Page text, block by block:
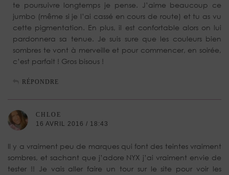
te poursuivre longtemps je pense. J’aime beaucoup ce
jumbo (même si je l’ai cassé en cours de route) et tu as vu
cette pigmentation. En plus, il est confortable alors on lui
pardonnera sa tenue. Je suis sure que les couleurs bien
sombres te vont à merveille et pour commencer, en soirée,
c’est parfait ! Gros bisous !
RÉPONDRE
CHLOE
16 AVRIL 2016 / 18:43
Il y a vraiment peu de marques qui font des teintes vraiment
sombres, et sachant que j’adore NYX j’ai vraiment envie de
tester !! Je vais aller faire un tour sur le site pour voir les